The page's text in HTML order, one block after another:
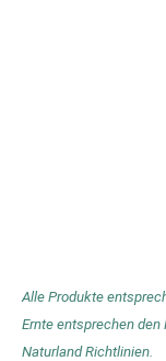
Alle Produkte
Ernte entsprechen den
Naturland Richtlinien.